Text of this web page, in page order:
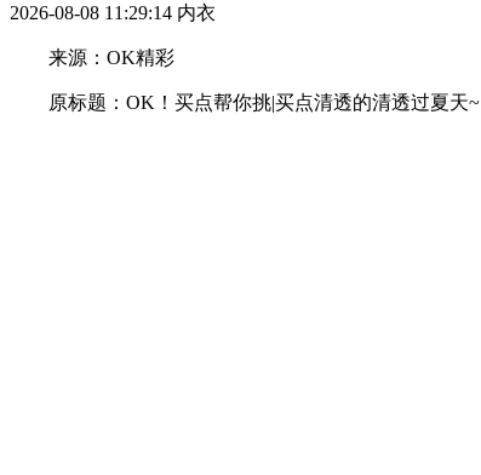
2026-08-08 11:29:14 内衣
来源：OK精彩
原标题：OK！买点帮你挑|买点清透的清透过夏天~